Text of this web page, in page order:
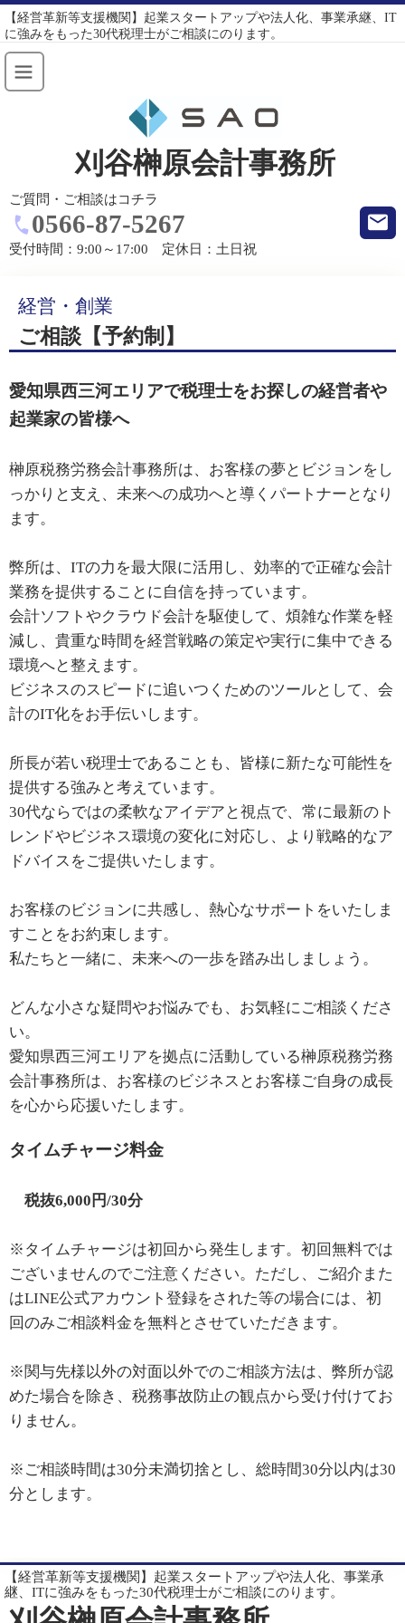
【経営革新等支援機関】起業スタートアップや法人化、事業承継、IT
に強みをもった30代税理士がご相談にのります。
刈谷榊原会計事務所
ご質問・ご相談はコチラ
0566-87-5267
受付時間： 9:00～17:00 定休日：土日祝
経営・創業
ご相談【予約制】
愛知県西三河エリアで税理士をお探しの経営者や
起業家の皆様へ
榊原税務労務会計事務所は、お客様の夢とビジョンをし
っかりと支え、未来への成功へと導くパートナーとなり
ます。
弊所は、ITの力を最大限に活用し、効率的で正確な会計
業務を提供することに自信を持っています。
会計ソフトやクラウド会計を駆使して、煩雑な作業を軽
減し、貴重な時間を経営戦略の策定や実行に集中できる
環境へと整えます。
ビジネスのスピードに追いつくためのツールとして、会
計のIT化をお手伝いします。
所長が若い税理士であることも、皆様に新たな可能性を
提供する強みと考えています。
30代ならではの柔軟なアイデアと視点で、常に最新のト
レンドやビジネス環境の変化に対応し、より戦略的なア
ドバイスをご提供いたします。
お客様のビジョンに共感し、熱心なサポートをいたしま
すことをお約束します。
私たちと一緒に、未来への一歩を踏み出しましょう。
どんな小さな疑問やお悩みでも、お気軽にご相談くださ
い。
愛知県西三河エリアを拠点に活動している榊原税務労務
会計事務所は、お客様のビジネスとお客様ご自身の成長
を心から応援いたします。
タイムチャージ料金
税抜6,000円/30分
※タイムチャージは初回から発生します。初回無料では
ございませんのでご注意ください。ただし、ご紹介また
はLINE公式アカウント登録をされた等の場合には、初
回のみご相談料金を無料とさせていただきます。
※関与先様以外の対面以外でのご相談方法は、弊所が認
めた場合を除き、税務事故防止の観点から受け付けてお
りません。
※ご相談時間は30分未満切捨とし、総時間30分以内は30
分とします。
【経営革新等支援機関】起業スタートアップや法人化、事業承
継、ITに強みをもった30代税理士がご相談にのります。